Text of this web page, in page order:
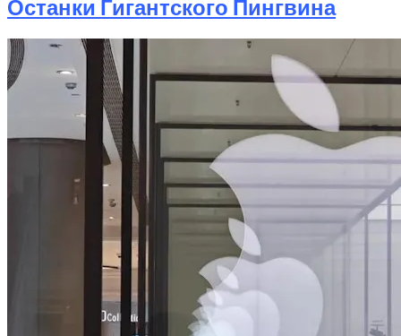
Останки Гигантского Пингвина